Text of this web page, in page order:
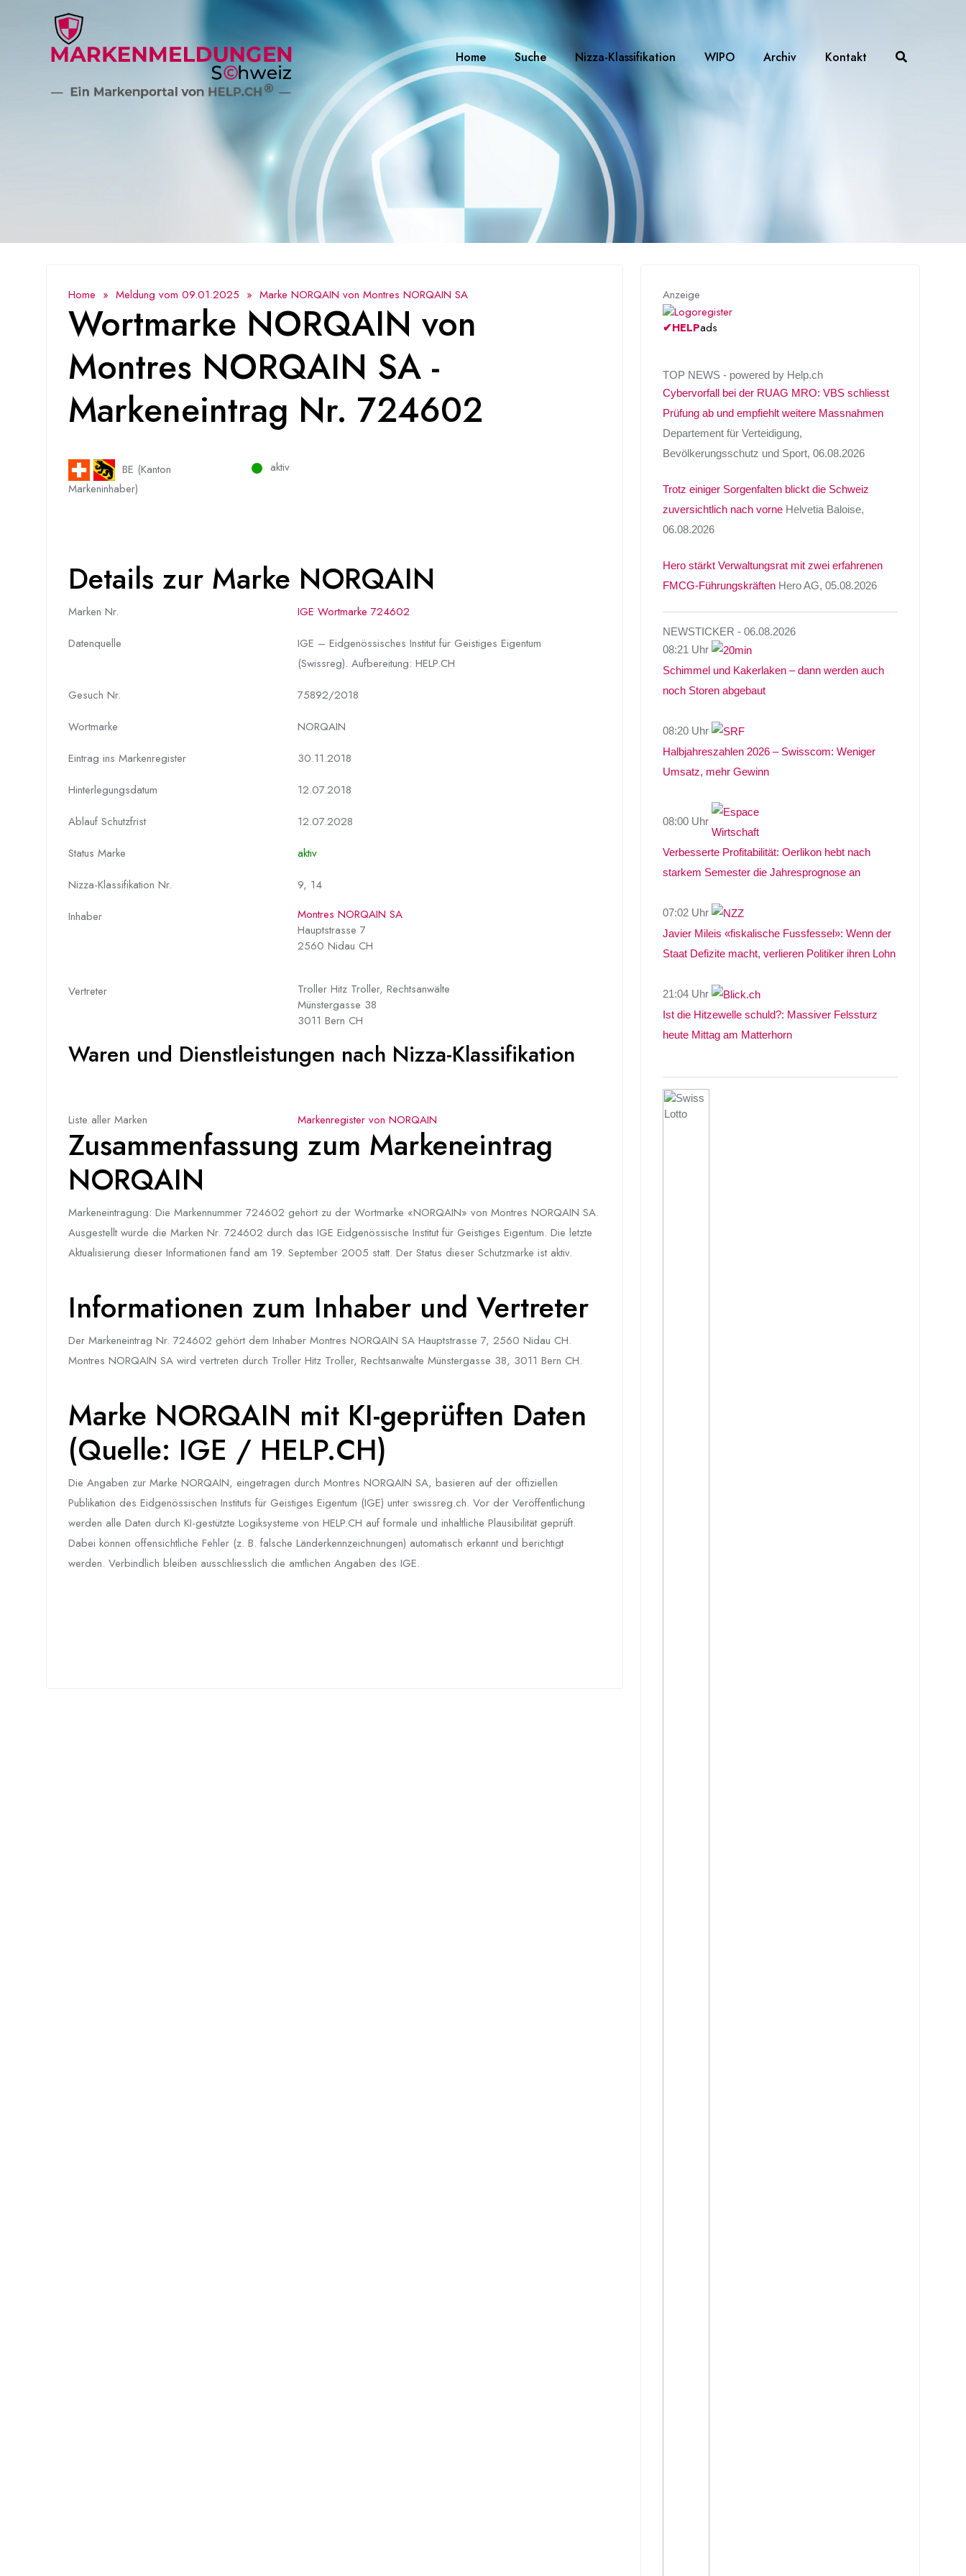
Home Suche Nizza-Klassifikation WIPO Archiv Kontakt
Home » Meldung vom 09.01.2025 » Marke NORQAIN von Montres NORQAIN SA
Wortmarke NORQAIN von
Montres NORQAIN SA -
Markeneintrag Nr. 724602
BE (Kanton
Markeninhaber)
aktiv
Details zur Marke NORQAIN
Marken Nr.
IGE Wortmarke 724602
Datenquelle
IGE – Eidgenössisches Institut für Geistiges Eigentum
(Swissreg). Aufbereitung: HELP.CH
Gesuch Nr.
75892/2018
Wortmarke
NORQAIN
Eintrag ins Markenregister
30.11.2018
Hinterlegungs­datum
12.07.2018
Ablauf Schutzfrist
12.07.2028
Status Marke
aktiv
Nizza-Klassifikation Nr.
9, 14
Inhaber
Montres NORQAIN SA
Hauptstrasse 7
2560 Nidau CH
Vertreter
Troller Hitz Troller, Rechtsanwälte
Münstergasse 38
3011 Bern CH
Waren und Dienstleistungen nach Nizza-Klassifikation
Liste aller Marken Markenregister von NORQAIN
Zusammenfassung zum Markeneintrag
NORQAIN
Markeneintragung: Die Markennummer 724602 gehört zu der Wortmarke «NORQAIN» von Montres NORQAIN SA.
Ausgestellt wurde die Marken Nr. 724602 durch das IGE Eidgenössische Institut für Geistiges Eigentum. Die letzte
Aktualisierung dieser Informationen fand am 19. September 2005 statt. Der Status dieser Schutzmarke ist aktiv.
Informationen zum Inhaber und Vertreter
Der Markeneintrag Nr. 724602 gehört dem Inhaber Montres NORQAIN SA Hauptstrasse 7, 2560 Nidau CH.
Montres NORQAIN SA wird vertreten durch Troller Hitz Troller, Rechtsanwälte Münstergasse 38, 3011 Bern CH.
Marke NORQAIN mit KI-geprüften Daten
(Quelle: IGE / HELP.CH)
Die Angaben zur Marke NORQAIN, eingetragen durch Montres NORQAIN SA, basieren auf der offiziellen
Publikation des Eidgenössischen Instituts für Geistiges Eigentum (IGE) unter swissreg.ch. Vor der Veröffentlichung
werden alle Daten durch KI-gestützte Logiksysteme von HELP.CH auf formale und inhaltliche Plausibilität geprüft.
Dabei können offensichtliche Fehler (z. B. falsche Länderkennzeichnungen) automatisch erkannt und berichtigt
werden. Verbindlich bleiben ausschliesslich die amtlichen Angaben des IGE.
Anzeige
✔HELPads